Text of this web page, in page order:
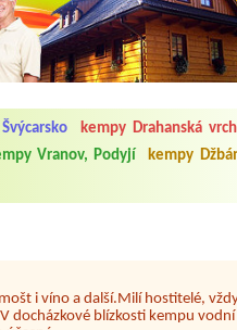
kempy Drahanská
Vranov, Podyjí
kempy
WC bylo vždy čisto, doplněný
Přes den jsem si
nezažili...
socialky nové krásné
na výlety. Veškerý personál se
i víno a další.Milí hostitelé, vždy
blízkosti kempu vodní
úžasné.